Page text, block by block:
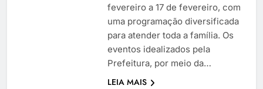
fevereiro a 17 de fevereiro, com
uma programação diversificada
para atender toda a família. Os
eventos idealizados pela
Prefeitura, por meio da…
LEIA MAIS